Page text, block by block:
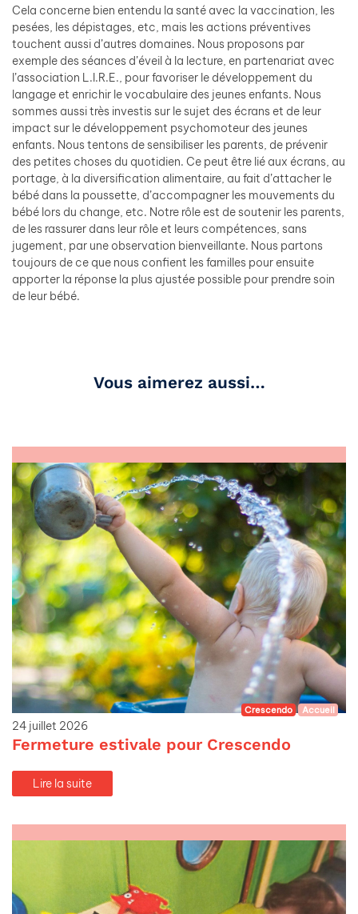
Cela concerne bien entendu la santé avec la vaccination, les
pesées, les dépistages, etc, mais les actions préventives
touchent aussi d’autres domaines. Nous proposons par
exemple des séances d’éveil à la lecture, en partenariat avec
l’association L.I.R.E., pour favoriser le développement du
langage et enrichir le vocabulaire des jeunes enfants. Nous
sommes aussi très investis sur le sujet des écrans et de leur
impact sur le développement psychomoteur des jeunes
enfants. Nous tentons de sensibiliser les parents, de prévenir
des petites choses du quotidien. Ce peut être lié aux écrans, au
portage, à la diversification alimentaire, au fait d’attacher le
bébé dans la poussette, d’accompagner les mouvements du
bébé lors du change, etc. Notre rôle est de soutenir les parents,
de les rassurer dans leur rôle et leurs compétences, sans
jugement, par une observation bienveillante. Nous partons
toujours de ce que nous confient les familles pour ensuite
apporter la réponse la plus ajustée possible pour prendre soin
de leur bébé.
Vous aimerez aussi…
Crescendo Accueil
24 juillet 2026
Fermeture estivale pour Crescendo
Lire la suite